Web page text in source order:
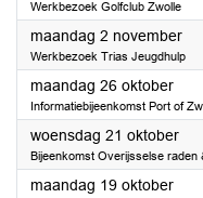
Werkbezoek Golfclub Zwolle
maandag 2 november
Werkbezoek Trias Jeugdhulp
maandag 26 oktober2026
Informatiebijeenkomst Port of
woensdag 21 oktober2026
Bijeenkomst Overijsselse raden
maandag 19 oktober2026